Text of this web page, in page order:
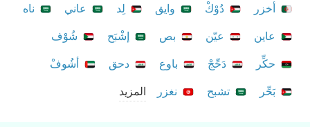
أخزر
دُوْكْ وايق لِد عاني
ناه
عاين
عيّن بص إشْبَح
شُوْف
حكِّر
دَحِّجْ باوع دحق
أشُوفْ
بَحِّر
تشبح نغزر المزيد